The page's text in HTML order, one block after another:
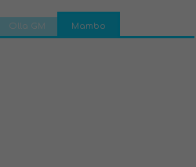
Olla GM Mambo